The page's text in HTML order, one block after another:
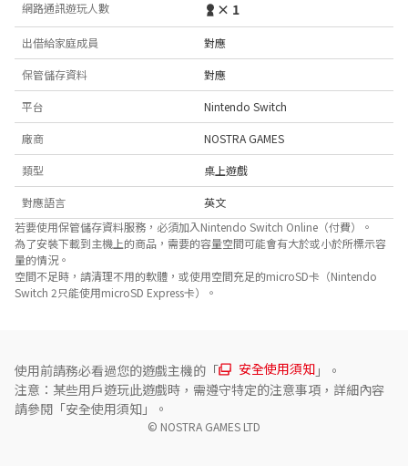
網路通訊遊玩人數 × 1
出借給家庭成員 對應
保管儲存資料 對應
平台 Nintendo Switch
廠商 NOSTRA GAMES
類型 桌上遊戲
對應語言
英文
若要使用保管儲存資料服務，必須加入Nintendo Switch Online（付費）。
為了安裝下載到主機上的商品，需要的容量空間可能會有大於或小於所標示容
量的情況。
空間不足時，請清理不用的軟體，或使用空間充足的microSD卡（Nintendo
Switch 2只能使用microSD Express卡）。
使用前請務必看過您的遊戲主機的「 安全使用須知 」。
注意：某些用戶遊玩此遊戲時，需遵守特定的注意事項，詳細內容
請參閱「安全使用須知」。
© NOSTRA GAMES LTD